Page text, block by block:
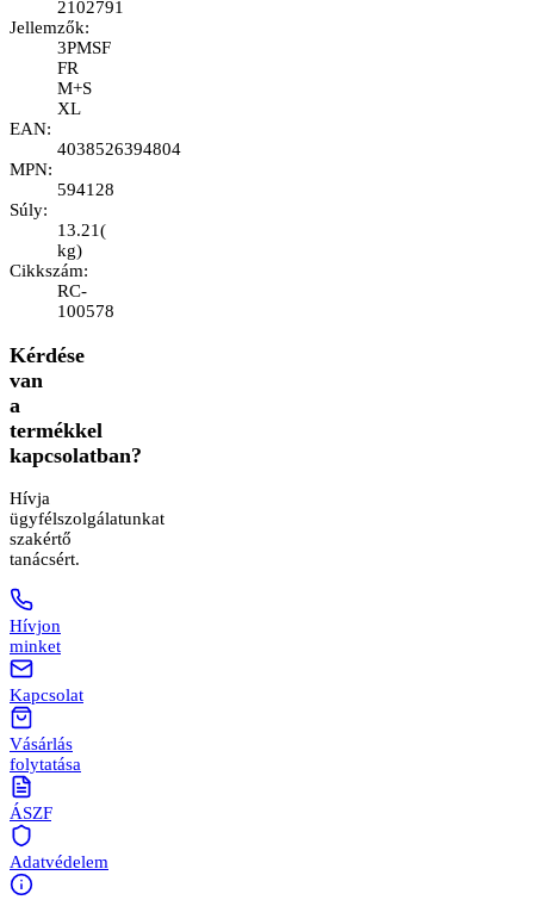
2102791
Jellemzők:
3PMSF
FR
M+S
XL
EAN:
4038526394804
MPN:
594128
Súly:
13.21(
kg)
Cikkszám:
RC-
100578
Kérdése
van
a
termékkel
kapcsolatban?
Hívja
ügyfélszolgálatunkat
szakértő
tanácsért.
Hívjon
minket
Kapcsolat
Vásárlás
folytatása
ÁSZF
Adatvédelem